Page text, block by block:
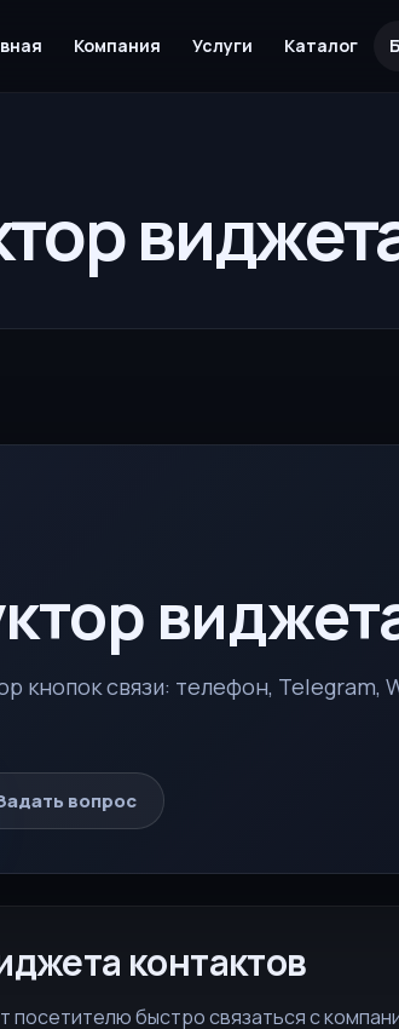
Компания Услуги Каталог
кнопок связи: телефон, Telegram,
вопрос
контактов
посетителю быстро связаться с